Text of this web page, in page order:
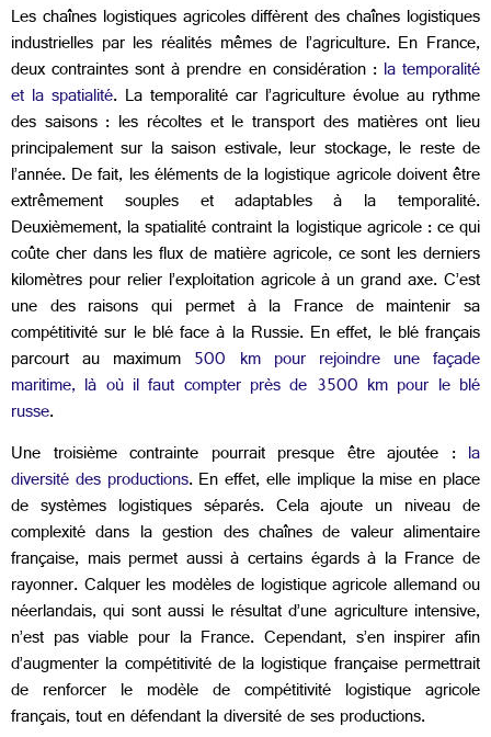
Les chaînes logistiques agricoles diffèrent des chaînes logistiques
industrielles par les réalités mêmes de l’agriculture. En France,
deux contraintes sont à prendre en considération :la temporalité
et la spatialité. La temporalité car l’agriculture évolue au rythme
des saisons : les récoltes et le transport des matières ont lieu
principalement sur la saison estivale, leur stockage, le reste de
l’année. De fait, les éléments de la logistique agricole doivent être
extrêmement souples et adaptables à la temporalité.
Deuxièmement, la spatialité contraint la logistique agricole : ce qui
coûte cher dans les flux de matière agricole, ce sont les derniers
kilomètres pour relier l’exploitation agricole à un grand axe. C’est
une des raisons qui permet à la France de maintenir sa
compétitivité sur le blé face à la Russie. En effet, le blé français
parcourt au maximum 500 km pour rejoindre une façade
maritime, là où il faut compter près de 3500 km pour le blé
russe.
Une troisième contrainte pourrait presque être ajoutée : la
diversité des productions. En effet, elle implique la mise en place
de systèmes logistiques séparés. Cela ajoute un niveau de
complexité dans la gestion des chaînes de valeur alimentaire
française, mais permet aussi à certains égards à la France de
rayonner.Calquer les modèles de logistique agricole allemand ou
néerlandais, qui sont aussi le résultat d’une agriculture intensive,
n’est pas viable pour la France. Cependant, s’en inspirer afin
d’augmenter la compétitivité de la logistique française permettrait
de renforcer le modèle de compétitivité logistique agricole
français, tout en défendant la diversité de ses productions.